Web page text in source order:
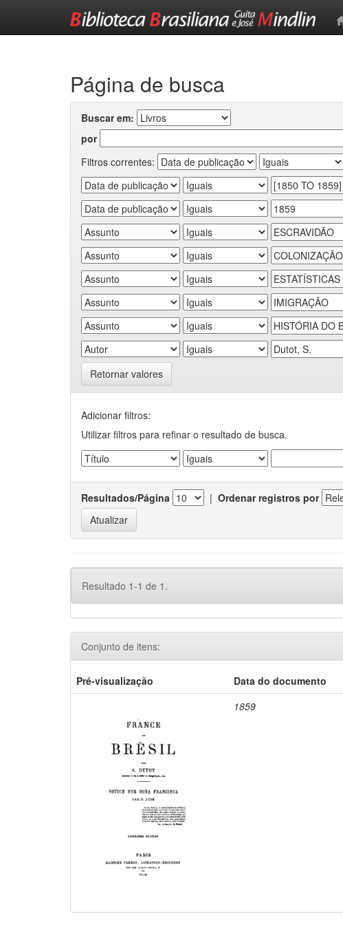
Página de busca
Buscar em:
por
Filtros correntes:
Retornar valores
Adicionar filtros:
Utilizar filtros para refinar o resultado de busca.
Resultados/Página | Ordenar registros por
Resultado 1-1 de 1.
Conjunto de itens:
Pré-visualização Data do documento
1859